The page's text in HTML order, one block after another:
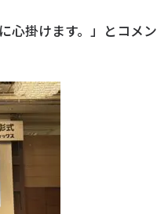
心掛けます。」とコメン